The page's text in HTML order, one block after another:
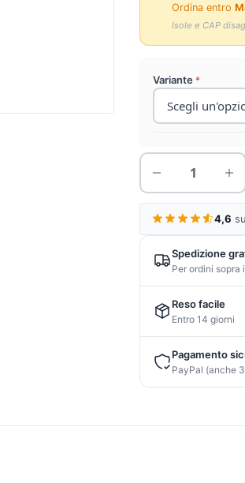
Ordina entro
Isole e CAP
Variante
4,6
Spedizione
Per ordini sopra
Reso facile
Entro 14 giorni
Pagamento
PayPal (anche